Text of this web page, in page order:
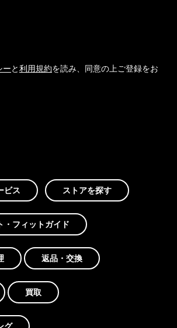
ーと利用規約を読み、同意の上ご登録をお
ビス ストアを探す
・フィットガイド
返品・交換
買取